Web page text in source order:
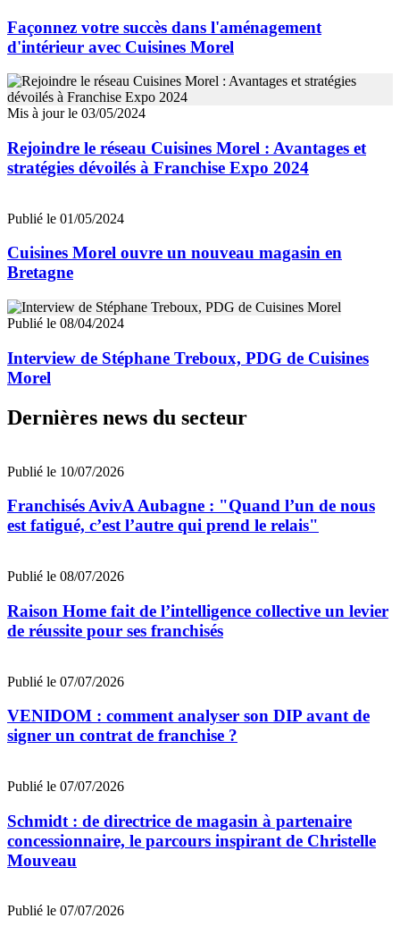
Façonnez votre succès dans l'aménagement
d'intérieur avec Cuisines Morel
Mis à jour le 03/05/2024
Rejoindre le réseau Cuisines Morel : Avantages et
stratégies dévoilés à Franchise Expo 2024
Publié le 01/05/2024
Cuisines Morel ouvre un nouveau magasin en
Bretagne
Publié le 08/04/2024
Interview de Stéphane Treboux, PDG de Cuisines
Morel
Dernières news du secteur
Publié le 10/07/2026
Franchisés AvivA Aubagne : "Quand l’un de nous
est fatigué, c’est l’autre qui prend le relais"
Publié le 08/07/2026
Raison Home fait de l’intelligence collective un levier
de réussite pour ses franchisés
Publié le 07/07/2026
VENIDOM : comment analyser son DIP avant de
signer un contrat de franchise ?
Publié le 07/07/2026
Schmidt : de directrice de magasin à partenaire
concessionnaire, le parcours inspirant de Christelle
Mouveau
Publié le 07/07/2026